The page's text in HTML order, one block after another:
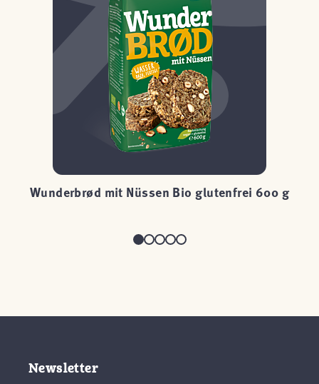
Wunderbrød mit Nüssen Bio glutenfrei 600 g
Newsletter